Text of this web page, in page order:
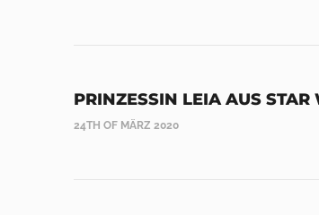
PRINZESSIN LEIA AUS STAR
24TH OF MÄRZ 2020